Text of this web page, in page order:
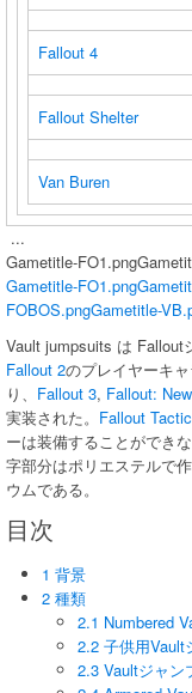
Fallout 4
Fallout Shelter
Van Buren
...
Gametitle-
Gametitle-FO1.png
FOBOS.pngGametitle-
Vault jumpsuits は Fallout
Fallout 2のプレイヤーキ
り、 Fallout 3, Fallout:
実装された。 Fallout
ーは装備することができ
字部分はポリエステルで
ウムである。
目次
1 背景
2 種類
2.1 Numbered
2.2 子供用Vault
2.3 Vaultジャン